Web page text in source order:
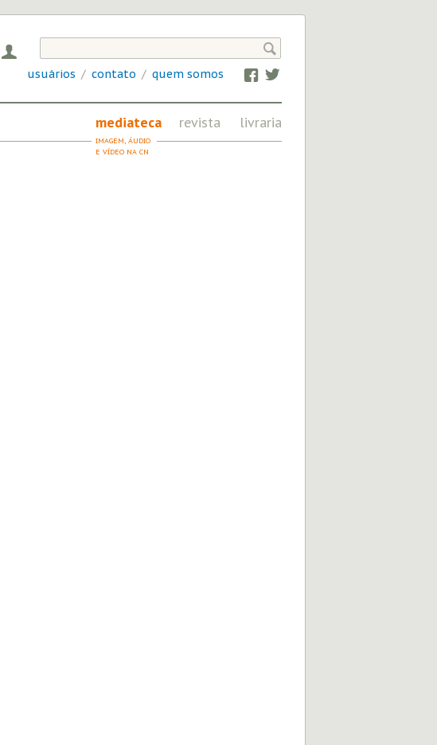
mediateca
IMAGEM, ÁUDIO
E VÍDEO NA CN
revista
FRATERNIDADE
livraria

usuários / contato / quem somos Facebook
Twitter